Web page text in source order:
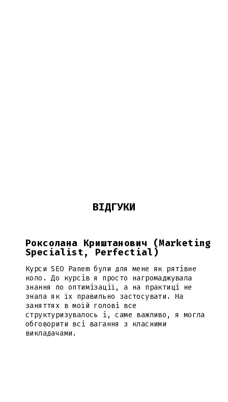
ВІДГУКИ
Роксолана Криштанович (Marketing
Specialist, Perfectial)
Курси SEO Panem були для мене як рятівне
коло. До курсів я просто нагромаджувала
знання по оптимізації, а на практиці не
знала як їх правильно застосувати. На
заняттях в моїй голові все
структуризувалось і, саме важливо, я могла
обговорити всі вагання з класними
викладачами.